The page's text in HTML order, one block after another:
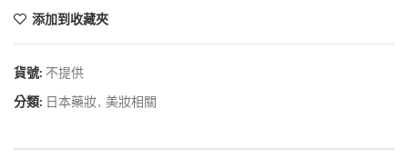
添加到收藏夾
貨號: 不提供
分類: 日本藥妝, 美妝相關